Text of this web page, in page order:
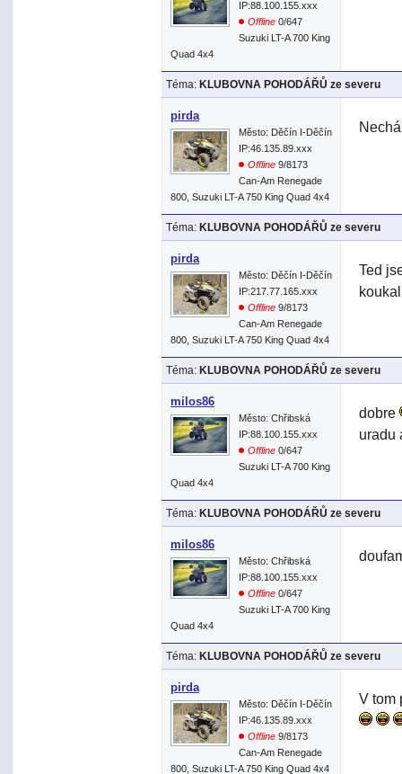
IP:88.100.155.xxx
Offline 0/647
Suzuki LT-A 700 King
Quad 4x4
Téma: KLUBOVNA POHODÁŘŮ ze severu
pirda
Město: Děčín I-Děčín
IP:46.135.89.xxx
Offline 9/8173
Can-Am Renegade
800, Suzuki LT-A 750 King Quad 4x4
Téma: KLUBOVNA POHODÁŘŮ ze severu
pirda
Město: Děčín I-Děčín
IP:217.77.165.xxx
Offline 9/8173
Can-Am Renegade
800, Suzuki LT-A 750 King Quad 4x4
Ted
Téma: KLUBOVNA POHODÁŘŮ ze severu
milos86
Město: Chřibská
IP:88.100.155.xxx
Offline 0/647
Suzuki LT-A 700 King
Quad 4x4
dobre
uradu
Téma: KLUBOVNA POHODÁŘŮ ze severu
milos86
Město: Chřibská
IP:88.100.155.xxx
Offline 0/647
Suzuki LT-A 700 King
Quad 4x4
Téma: KLUBOVNA POHODÁŘŮ ze severu
pirda
Město: Děčín I-Děčín
IP:46.135.89.xxx
Offline 9/8173
Can-Am Renegade
800, Suzuki LT-A 750 King Quad 4x4
V tom